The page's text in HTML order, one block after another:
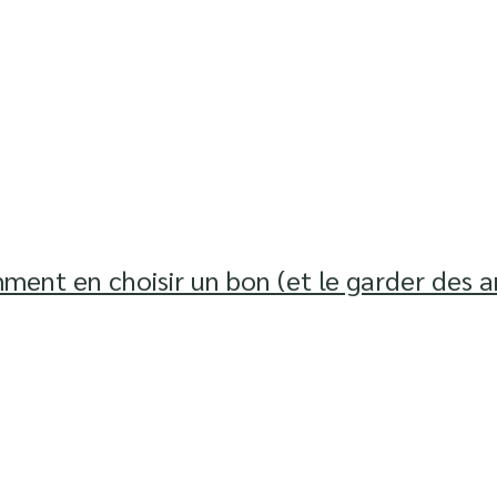
en choisir un bon (et le garder des